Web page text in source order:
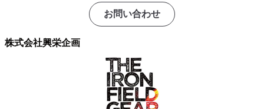
お問い合わせ
株式会社興栄企画